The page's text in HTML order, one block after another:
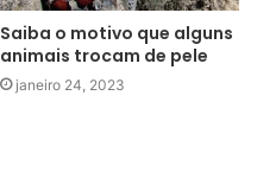
Saiba o motivo que alguns
animais trocam de pele
janeiro 24, 2023